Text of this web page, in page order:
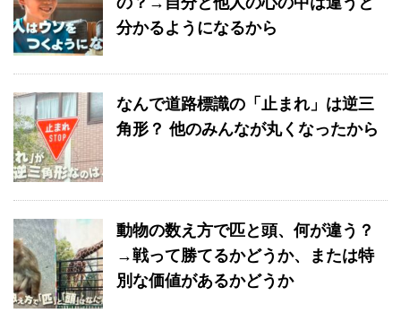
分かるようになるから
なんで道路標識の「止まれ」は逆三
角形？ 他のみんなが丸くなったから
動物の数え方で匹と頭、何が違う？
→戦って勝てるかどうか、または特
別な価値があるかどうか